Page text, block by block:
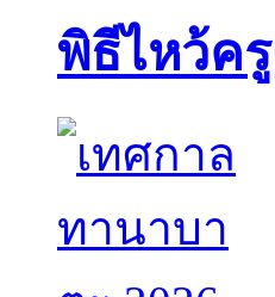
พิธีไหว้ค